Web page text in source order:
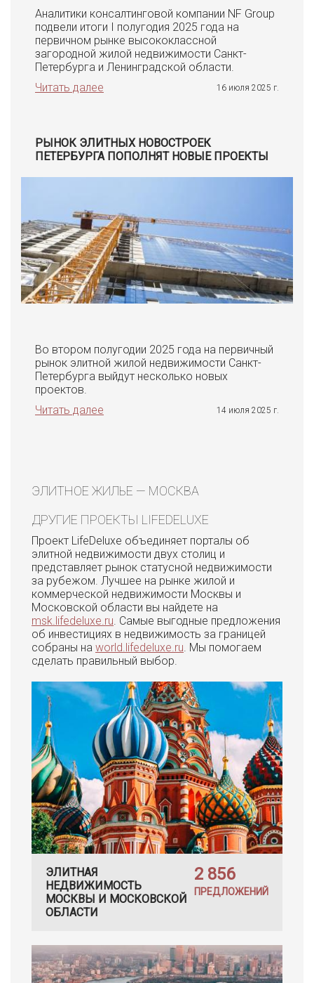
Аналитики консалтинговой компании NF Group
подвели итоги I полугодия 2025 года на
первичном рынке высококлассной
загородной жилой недвижимости Санкт-
Петербурга и Ленинградской области.
Читать далее
16 июля 2025 г.
РЫНОК ЭЛИТНЫХ НОВОСТРОЕК
ПЕТЕРБУРГА ПОПОЛНЯТ НОВЫЕ ПРОЕКТЫ
Во втором полугодии 2025 года на первичный
рынок элитной жилой недвижимости Санкт-
Петербурга выйдут несколько новых
проектов.
Читать далее
14 июля 2025 г.
ЭЛИТНОЕ ЖИЛЬЕ — МОСКВА
ДРУГИЕ ПРОЕКТЫ LIFEDELUXE
Проект LifeDeluxe объединяет порталы об
элитной недвижимости двух столиц и
представляет рынок статусной недвижимости
за рубежом. Лучшее на рынке жилой и
коммерческой недвижимости Москвы и
Московской области вы найдете на
msk.lifedeluxe.ru. Самые выгодные предложения
об инвестициях в недвижимость за границей
собраны на world.lifedeluxe.ru. Мы помогаем
сделать правильный выбор.
ЭЛИТНАЯ
НЕДВИЖИМОСТЬ
МОСКВЫ И МОСКОВСКОЙ
ОБЛАСТИ
2 856
ПРЕДЛОЖЕНИЙ